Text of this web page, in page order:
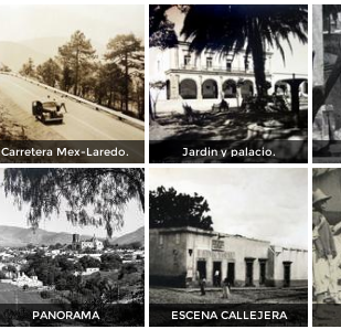
Carretera Mex-Laredo. Jardin y palacio.
PANORAMA ESCENA CALLEJERA